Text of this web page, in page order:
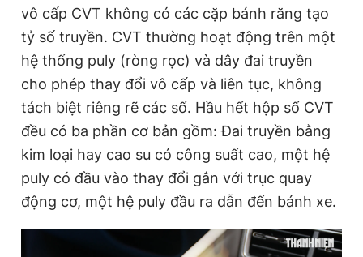
vô cấp CVT không có các cặp bánh răng tạo
tỷ số truyền. CVT thường hoạt động trên một
hệ thống puly (ròng rọc) và dây đai truyền
cho phép thay đổi vô cấp và liên tục, không
tách biệt riêng rẽ các số. Hầu hết hộp số CVT
đều có ba phần cơ bản gồm: Đai truyền bằng
kim loại hay cao su có công suất cao, một hệ
puly có đầu vào thay đổi gắn với trục quay
động cơ, một hệ puly đầu ra dẫn đến bánh xe.